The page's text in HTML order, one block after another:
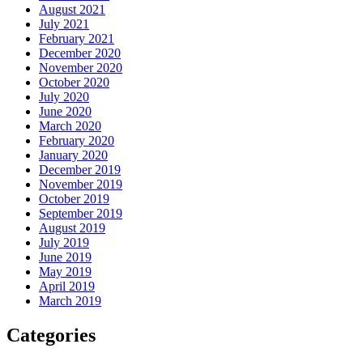
August 2021
July 2021
February 2021
December 2020
November 2020
October 2020
July 2020
June 2020
March 2020
February 2020
January 2020
December 2019
November 2019
October 2019
September 2019
August 2019
July 2019
June 2019
May 2019
April 2019
March 2019
Categories